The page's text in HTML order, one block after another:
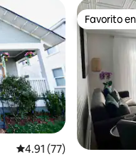
Calificación promedio:
4.91 (77)
Favorito
Favorito